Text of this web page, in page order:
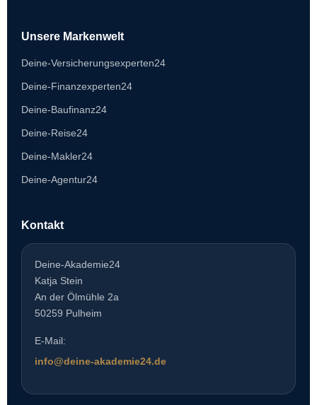
Unsere Markenwelt
Deine-Versicherungsexperten24
Deine-Finanzexperten24
Deine-Baufinanz24
Deine-Reise24
Deine-Makler24
Deine-Agentur24
Kontakt
Deine-Akademie24
Katja Stein
An der Ölmühle 2a
50259 Pulheim
E-Mail:
info@deine-akademie24.de